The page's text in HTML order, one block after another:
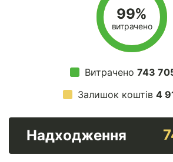
99%
витрачено
Витрачено 743
Залишок коштів 4
Надходження